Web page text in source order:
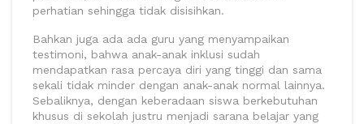
perhatian sehingga tidak disisihkan.
Bahkan juga ada ada guru yang menyampaikan
testimoni, bahwa anak-anak inklusi sudah
mendapatkan rasa percaya diri yang tinggi dan sama
sekali tidak minder dengan anak-anak normal lainnya.
Sebaliknya, dengan keberadaan siswa berkebutuhan
khusus di sekolah justru menjadi sarana belajar yang